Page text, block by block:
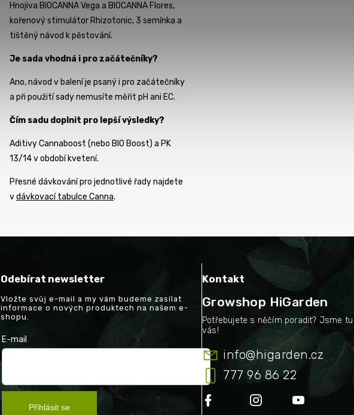
Hnojiva BIOCANNA Vega a BIOCANNA Flores,
kořenový stimulátor Rhizotonic, 3 semínka a
tištěný návod k pěstování.
Je sada vhodná i pro začátečníky?
Ano, návod v balení je psaný i pro začátečníky
a při použití sady nemusíte měřit pH ani EC.
Čím sadu doplnit pro lepší výsledky?
Aditivy Cannaboost (nebo BIO Boost) a PK
13/14 v období kvetení.
Přesné dávkování pro jednotlivé řady najdete
vdávkovací tabulce Canna.
Odebírat newsletter
Vložte svůj e-mail a my vám budeme zasílat
informace o nových produktech na našem e-
shopu.
E-mail
Přihlásit se
Kontakt
Growshop HiGarden
info@higarden.cz
777 96 86 22